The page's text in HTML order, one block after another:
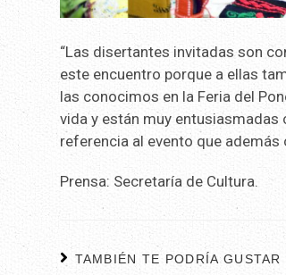
“Las disertantes invitadas son
este encuentro porque a ellas
las conocimos en la Feria del
vida y están muy entusiasmadas
referencia al evento que además
Prensa: Secretaría de Cultura.
TAMBIÉN TE PODRÍA GUSTAR